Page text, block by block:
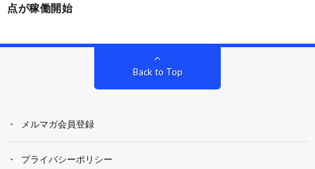
点が稼働開始
Back to Top
メルマガ会員登録
プライバシーポリシー